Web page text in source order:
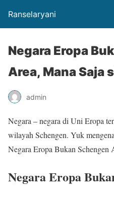
Ranselaryani
Negara Eropa
Area, Mana Saja
admin
Negara – negara di Uni Eropa
wilayah Schengen. Yuk
Negara Eropa Bukan Schengen
Negara Eropa